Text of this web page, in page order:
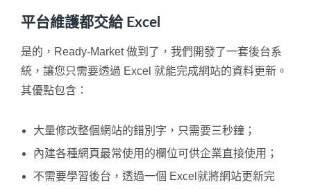
平台維護都交給 Excel
是的，Ready-Market 做到了，我們開發了一套後台系
統，讓您只需要透過 Excel 就能完成網站的資料更新。
其優點包含：
大量修改整個網站的錯別字，只需要三秒鐘；
內建各種網頁最常使用的欄位可供企業直接使用；
不需要學習後台，透過一個 Excel就將網站更新完